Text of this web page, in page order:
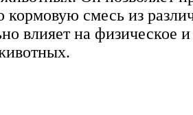
кормовую смесь из
влияет на физическое